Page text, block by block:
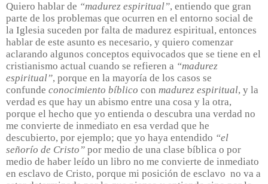
Quiero hablar de “madurez espiritual”, entiendo que gran
parte de los problemas que ocurren en el entorno social de
la Iglesia suceden por falta de madurez espiritual, entonces
hablar de este asunto es necesario, y quiero comenzar
aclarando algunos conceptos equivocados que se tiene en el
cristianismo actual cuando se refieren a “madurez
espiritual”, porque en la mayoría de los casos se
confunde conocimiento bíblico con madurez espiritual, y la
verdad es que hay un abismo entre una cosa y la otra,
porque el hecho que yo entienda o descubra una verdad no
me convierte de inmediato en esa verdad que he
descubierto, por ejemplo; que yo haya entendido “el
señorío de Cristo” por medio de una clase bíblica o por
medio de haber leído un libro no me convierte de inmediato
en esclavo de Cristo, porque mi posición de esclavo no va a